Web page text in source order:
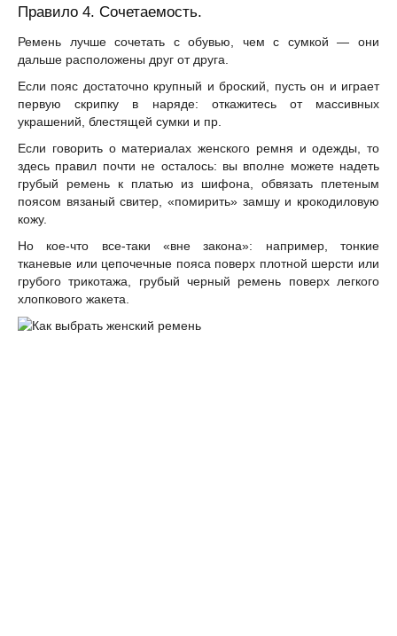
Правило 4. Сочетаемость.
Ремень лучше сочетать с обувью, чем с сумкой — они
дальше расположены друг от друга.
Если пояс достаточно крупный и броский, пусть он и играет
первую скрипку в наряде: откажитесь от массивных
украшений, блестящей сумки и пр.
Если говорить о материалах женского ремня и одежды, то
здесь правил почти не осталось: вы вполне можете надеть
грубый ремень к платью из шифона, обвязать плетеным
поясом вязаный свитер, «помирить» замшу и крокодиловую
кожу.
Но кое-что все-таки «вне закона»: например, тонкие
тканевые или цепочечные пояса поверх плотной шерсти или
грубого трикотажа, грубый черный ремень поверх легкого
хлопкового жакета.